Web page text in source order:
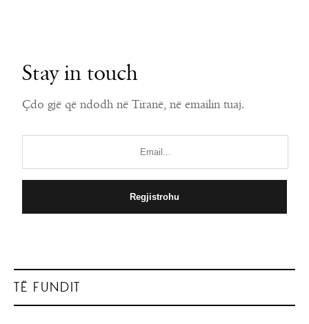
Stay in touch
Çdo gjë që ndodh në Tiranë, në emailin tuaj.
TË FUNDIT